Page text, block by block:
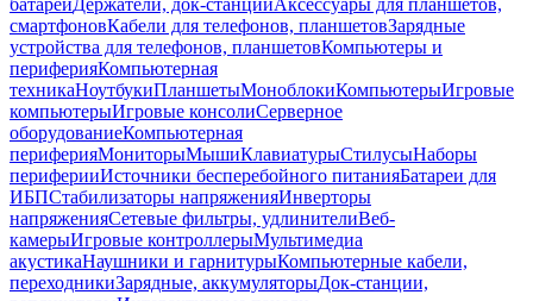
батареиДержатели, док-станцииАксессуары для планшетов,
смартфоновКабели для телефонов, планшетовЗарядные
устройства для телефонов, планшетовКомпьютеры и
периферияКомпьютерная
техникаНоутбукиПланшетыМоноблокиКомпьютерыИгровые
компьютерыИгровые консолиСерверное
оборудованиеКомпьютерная
периферияМониторыМышиКлавиатурыСтилусыНаборы
периферииИсточники бесперебойного питанияБатареи для
ИБПСтабилизаторы напряженияИнверторы
напряженияСетевые фильтры, удлинителиВеб-
камерыИгровые контроллерыМультимедиа
акустикаНаушники и гарнитурыКомпьютерные кабели,
переходникиЗарядные, аккумуляторыДок-станции,